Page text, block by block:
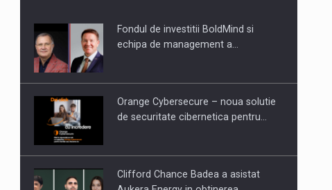
PUTTING ROMANIAN CORPORATE
Fondul de investitii BoldMind si
echipa de management a…
Orange Cybersecure – noua solutie
de securitate cibernetica pentru…
Clifford Chance Badea a asistat